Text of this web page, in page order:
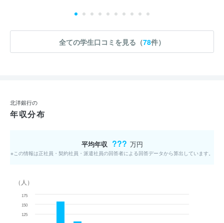
全ての学生口コミを見る（78件）
北洋銀行の
年収分布
平均年収 ??? 万円
※この情報は正社員・契約社員・派遣社員の回答者による回答データから算出しています。
（人）
125
150
175